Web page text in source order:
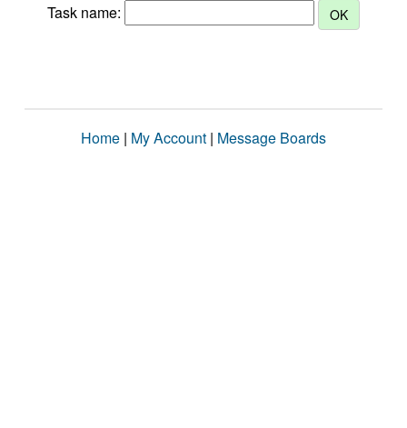
Task name:
Home | My Account | Message Boards